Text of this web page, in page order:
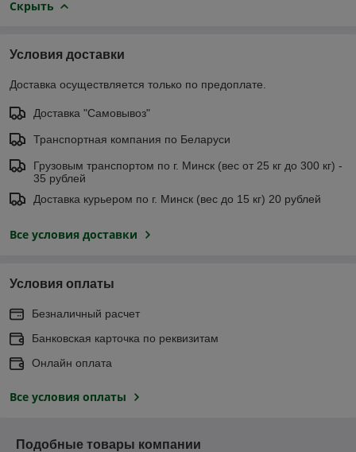
Скрыть
Условия доставки
Доставка осуществляется только по предоплате.
Доставка "Самовывоз"
Транспортная компания по Беларуси
Грузовым транспортом по г. Минск (вес от 25 кг до 300 кг) -
35 рублей
Доставка курьером по г. Минск (вес до 15 кг) 20 рублей
Все условия доставки
Условия оплаты
Безналичный расчет
Банковская карточка по реквизитам
Онлайн оплата
Все условия оплаты
Подобные товары компании